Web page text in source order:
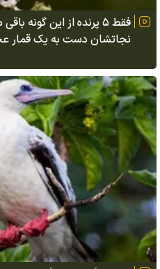
فقط ۵ پرنده از این گونه
نجاتشان دست به یک قمار